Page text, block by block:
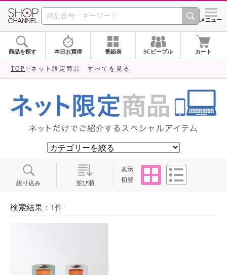
SHOP CHANNEL ショッ
メニュー
商品を探す 本日お買得 番組表 SCピープル カート
TOP ネット限定商品 すべてを見る
絞り込み 並び順
表示
切替
タイル
検索結果：1件